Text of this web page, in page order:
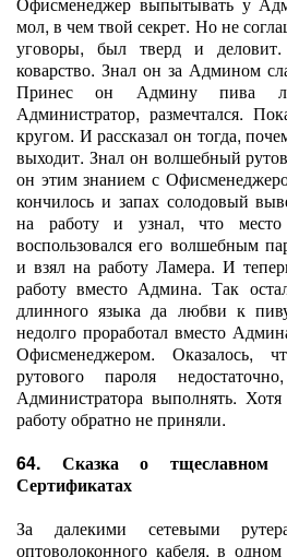
мол, в чем твой секрет. Но не
уговоры, был тверд и деловит.
коварство. Знал он за Админом
Принес он Админу пива
Администратор, размечтался.
кругом. И рассказал он тогда,
выходит. Знал он волшебный
он этим знанием с
кончилось и запах солодовый
на работу и узнал, что
воспользовался его волшебным
и взял на работу Ламера. И
работу вместо Админа. Так
длинного языка да любви к
недолго проработал вместо
Офисменеджером. Оказалось,
рутового пароля
Администратора выполнять.
работу обратно не приняли.
64. Сказка о тщеславном
Сертификатах
За далекими сетевыми
оптоволоконного кабеля, в